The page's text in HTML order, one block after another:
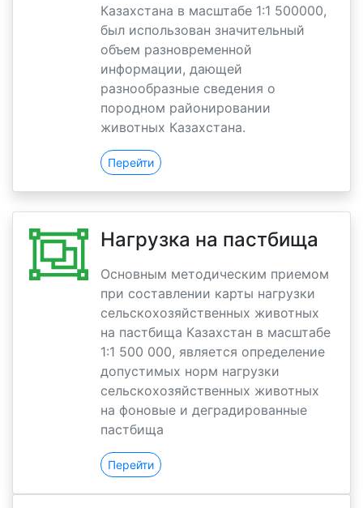
Казахстана в масштабе 1:1 500000,
был использован значительный
объем разновременной
информации, дающей
разнообразные сведения о
породном районировании
животных Казахстана.
Перейти
Нагрузка на пастбища
Основным методическим приемом
при составлении карты нагрузки
сельскохозяйственных животных
на пастбища Казахстан в масштабе
1:1 500 000, является определение
допустимых норм нагрузки
сельскохозяйственных животных
на фоновые и деградированные
пастбища
Перейти